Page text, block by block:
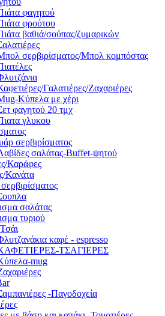
φαγητού
φρούτου
βαθιά/σούπας/ζυμαρικών
σερβιρίσματος/Μπολ κομπόστας
Γαλατιέρες/Ζαχαριέρες
Κύπελα με χέρι
φαγητού 20 τμχ
γλυκου
σερβιρίσματος
σαλάτας-Buffet-ψητού
Καράφες
Κανάτα
σαλάτας
τυριού
καφέ - espresso
ΤΣΑΓΙΕΡΕΣ
mug
-Παγοδοχεία